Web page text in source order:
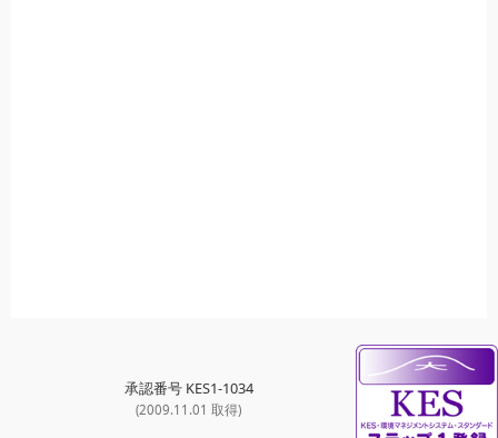
承認番号 KES1-1034
(2009.11.01 取得)